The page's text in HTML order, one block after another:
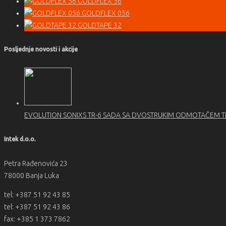
GOLDFLEX 056
GOLDTAPE 32
Posljednje novosti i akcije
EVOLUTION SONIXS TR-6 SADA SA DVOSTRUKIM ODMOTAČEM
Intek d.o.o.
Petra Rađenovića 23
78000 Banja Luka
tel: +387 51 92 43 85
tel: +387 51 92 43 86
fax: +385 1 373 7862